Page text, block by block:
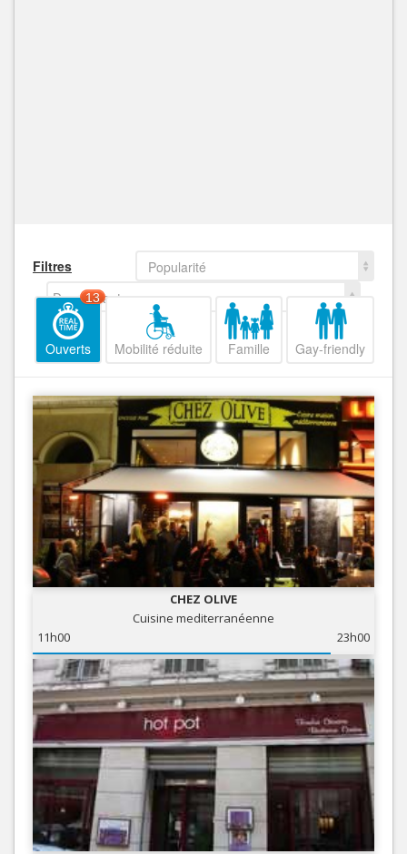
Filtres
Popularité
Decroissant
Ouverts
13
Mobilité réduite Famille Gay-friendly
CHEZ OLIVE
Cuisine mediterranéenne
11h00
23h00